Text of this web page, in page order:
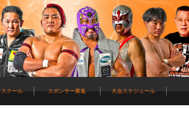
クール スポンサー募集 大会スケジュール